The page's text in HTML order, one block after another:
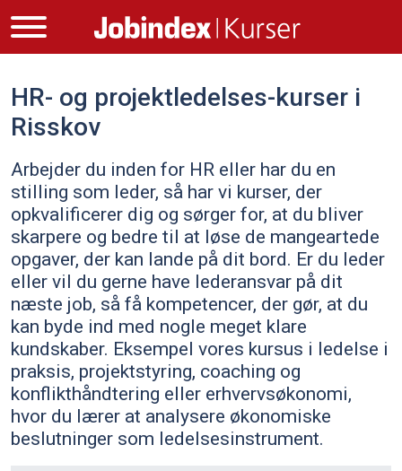
HR- og projektledelses-kurser i
Risskov
Arbejder du inden for HR eller har du en
stilling som leder, så har vi kurser, der
opkvalificerer dig og sørger for, at du bliver
skarpere og bedre til at løse de mangeartede
opgaver, der kan lande på dit bord. Er du leder
eller vil du gerne have lederansvar på dit
næste job, så få kompetencer, der gør, at du
kan byde ind med nogle meget klare
kundskaber. Eksempel vores kursus i ledelse i
praksis, projektstyring, coaching og
konflikthåndtering eller erhvervsøkonomi,
hvor du lærer at analysere økonomiske
beslutninger som ledelsesinstrument.